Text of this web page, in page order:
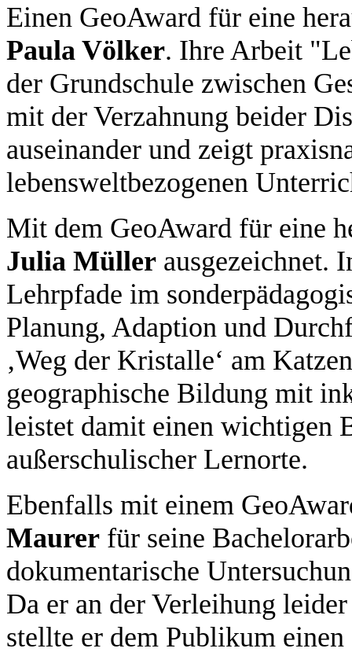
Einen GeoAward für eine
Paula Völker. Ihre Arbeit
der Grundschule zwischen
mit der Verzahnung beider
auseinander und zeigt
lebensweltbezogenen
Mit dem GeoAward für eine
Julia Müller ausgezeichnet.
Lehrpfade im
Planung, Adaption und
‚Weg der Kristalle‘ am
geographische Bildung mit
leistet damit einen wichtigen
außerschulischer Lernorte.
Ebenfalls mit einem
Maurer für seine
dokumentarische
Da er an der Verleihung
stellte er dem Publikum